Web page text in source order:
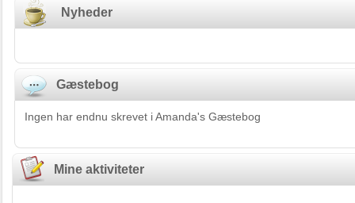
Nyheder
Gæstebog
Ingen har endnu skrevet i Amanda's Gæstebog
Mine aktiviteter